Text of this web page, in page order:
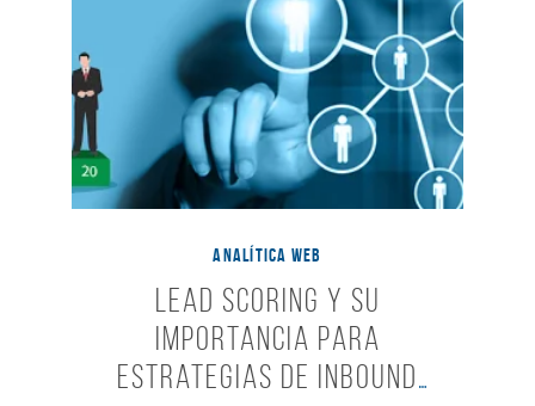
ANALÍTICA WEB
Lead Scoring y su
importancia para
estrategias de inbound